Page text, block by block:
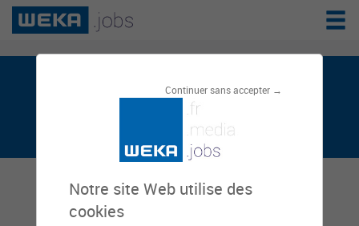
Continuer sans accepter →
Notre site Web utilise des
cookies
Prêta CHANCEL est sur weka.jobs, le
réseau de l'emploi public